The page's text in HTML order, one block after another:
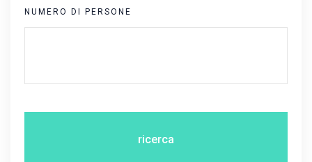
NUMERO DI PERSONE
ricerca